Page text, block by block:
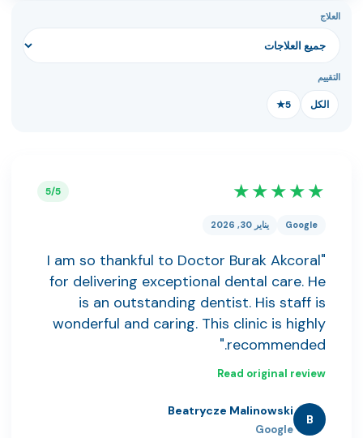
العلاج
التقييم
الكل 5★
★★★★★
5/5
Google يناير 30, 2026
"I am so thankful to Doctor Burak Akcoral
for delivering exceptional dental care. He
is an outstanding dentist. His staff is
wonderful and caring. This clinic is highly
recommended."
Read original review
B
Beatrycze Malinowski
Google